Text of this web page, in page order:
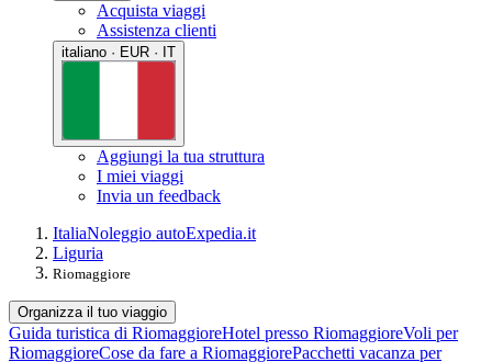
Acquista viaggi
Assistenza clienti
italiano · EUR · IT
Aggiungi la tua struttura
I miei viaggi
Invia un feedback
ItaliaNoleggio autoExpedia.it
Liguria
Riomaggiore
Organizza il tuo viaggio
Guida turistica di RiomaggioreHotel presso RiomaggioreVoli per
RiomaggioreCose da fare a RiomaggiorePacchetti vacanza per